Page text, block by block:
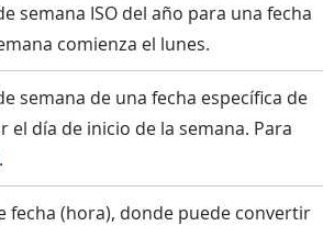
semana ISO del año para una fecha
comienza el lunes.
semana de una fecha específica de
el día de inicio de la semana. Para
.
fecha (hora), donde puede convertir